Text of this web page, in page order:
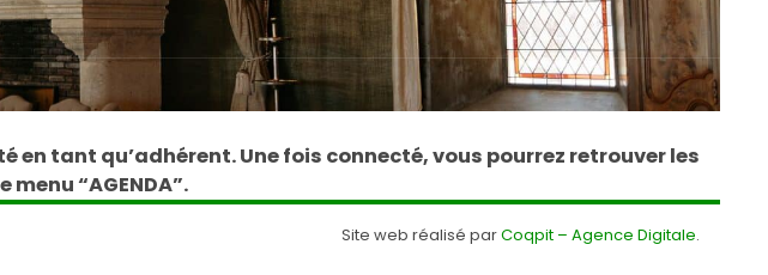
tant qu’adhérent. Une fois connecté, vous pourrez retrouver les
“AGENDA”.
Site web réalisé parCoqpit – Agence Digitale.